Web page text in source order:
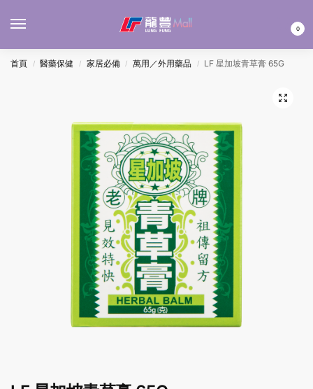
0
首頁 / 醫藥保健 / 家居必備 / 萬用／外用藥品 / LF 星加坡青草膏 65G